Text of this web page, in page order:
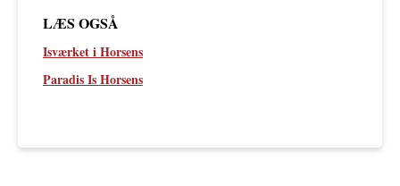
LÆS OGSÅ
Isværket i Horsens
Paradis Is Horsens